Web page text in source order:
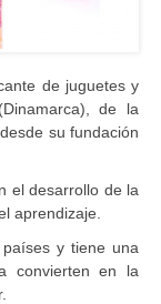
de juguetes y
de la
su fundación
el desarrollo de la
aprendizaje.
y tiene una
convierten en la